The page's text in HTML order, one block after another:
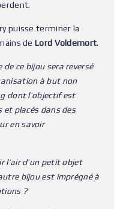
puisse terminer la
deLord Voldemort.
ce bijou sera reversé
à but non
dont l’objectif est
et placés dans des
en savoir
l’air d’un petit objet
bijou est imprégné à
?